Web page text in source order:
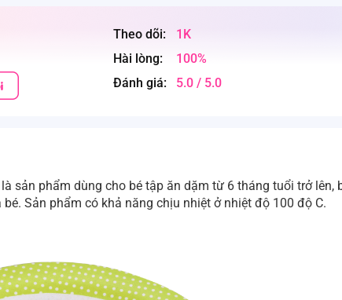
Theo dõi:
1K
Hài lòng:
100%
Đánh giá:
5.0 / 5.0
là sản phẩm dùng cho bé tập ăn dặm từ 6 tháng tuổi trở lên,
Sản phẩm có khả năng chịu nhiệt ở nhiệt độ 100 độ C.